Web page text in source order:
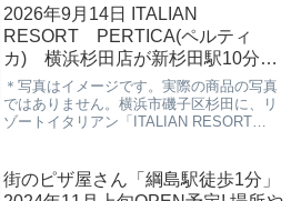
にとって、非常に便利な存在となることで
し...
2026年9月14日 ITALIAN
RESORT PERTICA(ペルティ
カ) 横浜杉田店が新杉田駅10分に
オープン予定｜場所・メニューま
とめ
＊写真はイメージです。実際の商品の写真
ではありません。横浜市磯子区杉田に、リ
ゾートイタリアン「ITALIAN RESORT
にグランドオープン予定で、新...
街のピザ屋さん「綱島駅徒歩1分」